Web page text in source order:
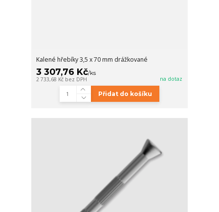
Kalené hřebíky 3,5 x 70 mm drážkované
3 307,76 Kč/ks
2 733,68 Kč bez DPH na dotaz
Přidat do košíku